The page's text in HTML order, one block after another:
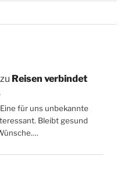
zu Reisen verbindet
für uns unbekannte
Bleibt gesund